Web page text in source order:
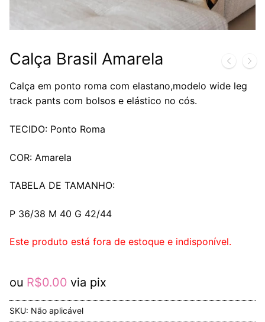
Calça Brasil Amarela
Calça em ponto roma com elastano,modelo wide leg
track pants com bolsos e elástico no cós.
TECIDO: Ponto Roma
COR: Amarela
TABELA DE TAMANHO:
P 36/38 M 40 G 42/44
Este produto está fora de estoque e indisponível.
ou R$0.00 via pix
SKU: Não aplicável